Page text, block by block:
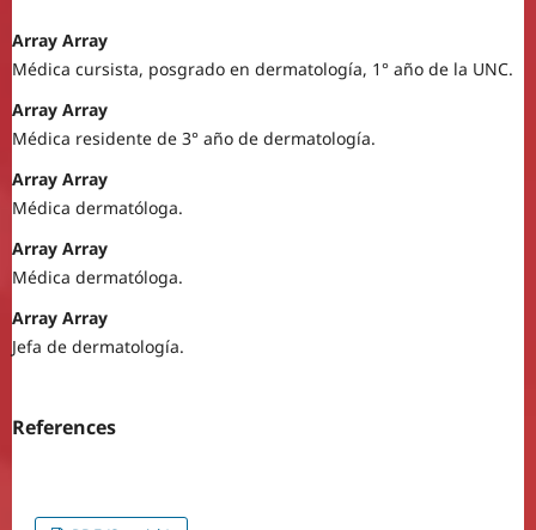
Array Array
Médica cursista, posgrado en dermatología, 1° año de la UNC.
Array Array
Médica residente de 3° año de dermatología.
Array Array
Médica dermatóloga.
Array Array
Médica dermatóloga.
Array Array
Jefa de dermatología.
References